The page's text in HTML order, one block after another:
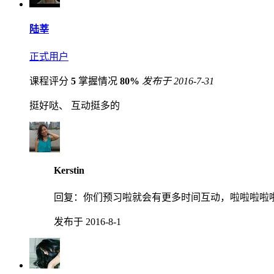
陆莘
正式用户
课程评分 5 掌握情况 80% 发布于 2016-7-31
挺好哒、 互动挺多的
Kerstin
回复： 你们预习啦就会有更多时间互动，啦啦啦啦
发布于 2016-8-1